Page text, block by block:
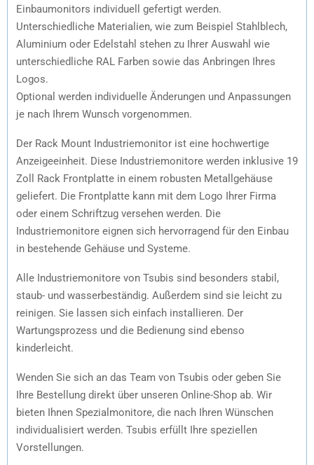
Einbaumonitors individuell gefertigt werden.
Unterschiedliche Materialien, wie zum Beispiel Stahlblech,
Aluminium oder Edelstahl stehen zu Ihrer Auswahl wie
unterschiedliche RAL Farben sowie das Anbringen Ihres
Logos.
Optional werden individuelle Änderungen und Anpassungen
je nach Ihrem Wunsch vorgenommen.
Der Rack Mount Industriemonitor ist eine hochwertige
Anzeigeeinheit. Diese Industriemonitore werden inklusive 19
Zoll
Rack Frontplatte in einem robusten Metallgehäuse
geliefert. Die Frontplatte kann mit dem Logo Ihrer Firma
oder einem Schriftzug versehen werden. Die
Industriemonitore eignen sich hervorragend für den Einbau
in bestehende Gehäuse und Systeme.
Alle Industriemonitore von Tsubis sind besonders stabil,
staub- und wasserbeständig. Außerdem sind sie leicht zu
reinigen. Sie lassen sich einfach installieren. Der
Wartungsprozess und die Bedienung sind ebenso
kinderleicht.
Wenden Sie sich an das Team von Tsubis oder geben Sie
Ihre Bestellung direkt über unseren Online-Shop ab. Wir
bieten Ihnen Spezialmonitore, die nach Ihren Wünschen
individualisiert werden. Tsubis erfüllt Ihre speziellen
Vorstellungen.